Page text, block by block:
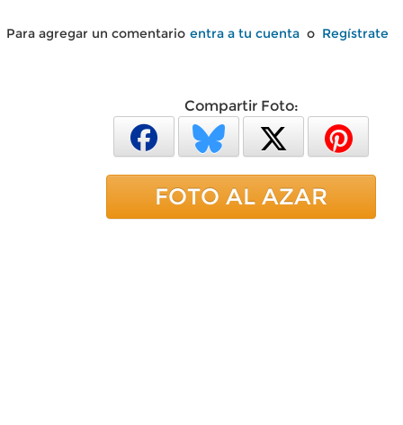
Para agregar un comentario entra a tu cuenta o Regístrate
Compartir Foto:
FOTO AL AZAR